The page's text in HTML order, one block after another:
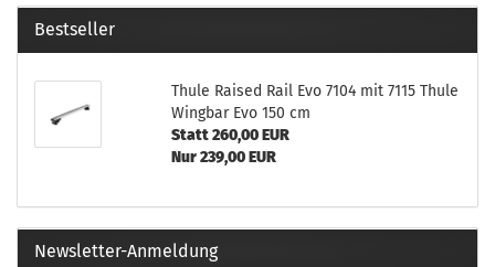
Bestseller
Thule Raised Rail Evo 7104 mit 7115 Thule
Wingbar Evo 150 cm
Statt 260,00 EUR
Nur 239,00 EUR
Newsletter-Anmeldung